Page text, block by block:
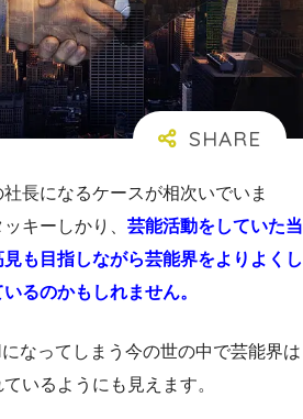
長になるケースが相次いでいま
キーしかり、 芸能活動をしていた当
も目指しながら芸能界をよりよくし
るのかもしれません。
なってしまう今の世の中で芸能界は
いるようにも見えます。